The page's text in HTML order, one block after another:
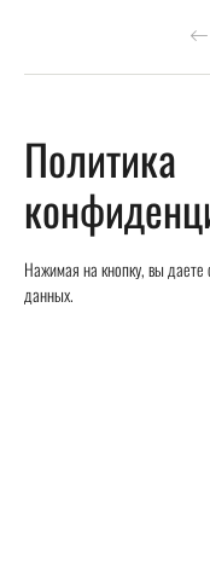
Политика
Нажимая на кнопку, вы даете
данных.